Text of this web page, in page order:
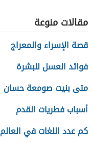
مقالات منوعة
قصة الإسراء والمعراج
فوائد العسل للبشرة
متى بنيت صومعة حسان
أسباب فطريات القدم
كم عدد اللغات في العالم